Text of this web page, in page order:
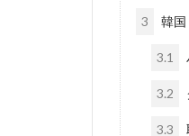
3 韓
3.1
3.2
3.3